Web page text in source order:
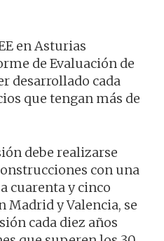
en Asturias
de Evaluación de
desarrollado cada
que tengan más de
debe realizarse
con una
cuarenta y cinco
Madrid y Valencia, se
cada diez años